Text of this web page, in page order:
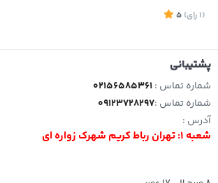
(1 رای)
5
پشتیبانی
شماره تماس :02156585361
شماره تماس :09123728297
آدرس :
شعبه 1: تهران رباط کریم شهرک زواره ای